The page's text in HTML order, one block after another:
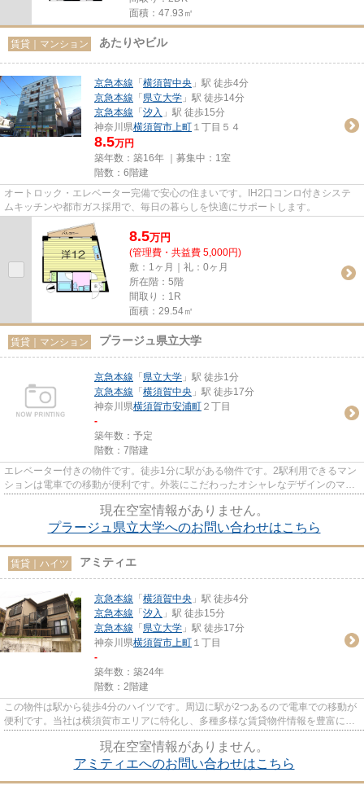
面積：47.93㎡
賃貸｜マンション あたりやビル
京急本線 「 横須賀中央 」駅 徒歩4分
京急本線 「 県立大学 」駅 徒歩14分
京急本線 「 汐入 」駅 徒歩15分
神奈川県横須賀市上町 １丁目５４
8.5万円
築年数：築16年 ｜募集中： 1室
階数：6階建
オートロック・エレベーター完備で安心の住まいです。IH2口コンロ付きシステ
ムキッチンや都市ガス採用で、毎日の暮らしを快適にサポートします。
8.5万円
(管理費・共益費 5,000円)
敷：1ヶ月｜礼：0ヶ月
所在階：5階
間取り：1R
面積：29.54㎡
賃貸｜マンション プラージュ県立大学
京急本線 「 県立大学 」駅 徒歩1分
京急本線 「 横須賀中央 」駅 徒歩17分
神奈川県横須賀市安浦町 ２丁目
-
築年数：予定
階数：7階建
エレベーター付きの物件です。徒歩1分に駅がある物件です。2駅利用できるマン
ションは電車での移動が便利です。外装にこだわったオシャレなデザインのマン
現在空室情報がありません。
プラージュ県立大学へのお問い合わせはこちら
賃貸｜ハイツ アミティエ
京急本線 「 横須賀中央 」駅 徒歩4分
京急本線 「 汐入 」駅 徒歩15分
京急本線 「 県立大学 」駅 徒歩17分
神奈川県横須賀市上町 １丁目
-
築年数：築24年
階数：2階建
この物件は駅から徒歩4分のハイツです。周辺に駅が2つあるので電車での移動が
便利です。当社は横須賀市エリアに特化し、多種多様な賃貸物件情報を豊富に取
現在空室情報がありません。
アミティエへのお問い合わせはこちら